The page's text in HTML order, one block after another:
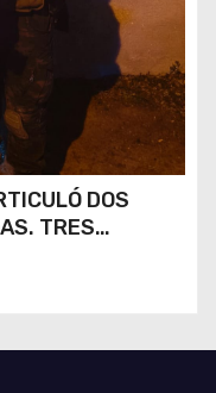
DOS
TRES